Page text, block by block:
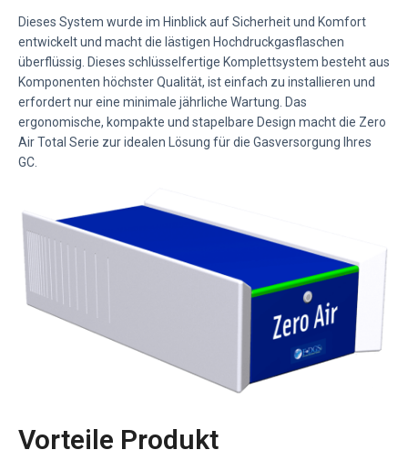
Dieses System wurde im Hinblick auf Sicherheit und Komfort
entwickelt und macht die lästigen Hochdruckgasflaschen
überflüssig. Dieses schlüsselfertige Komplettsystem besteht aus
Komponenten höchster Qualität, ist einfach zu installieren und
erfordert nur eine minimale jährliche Wartung. Das
ergonomische, kompakte und stapelbare Design macht die Zero
Air Total Serie zur idealen Lösung für die Gasversorgung Ihres
GC.
Vorteile Produkt